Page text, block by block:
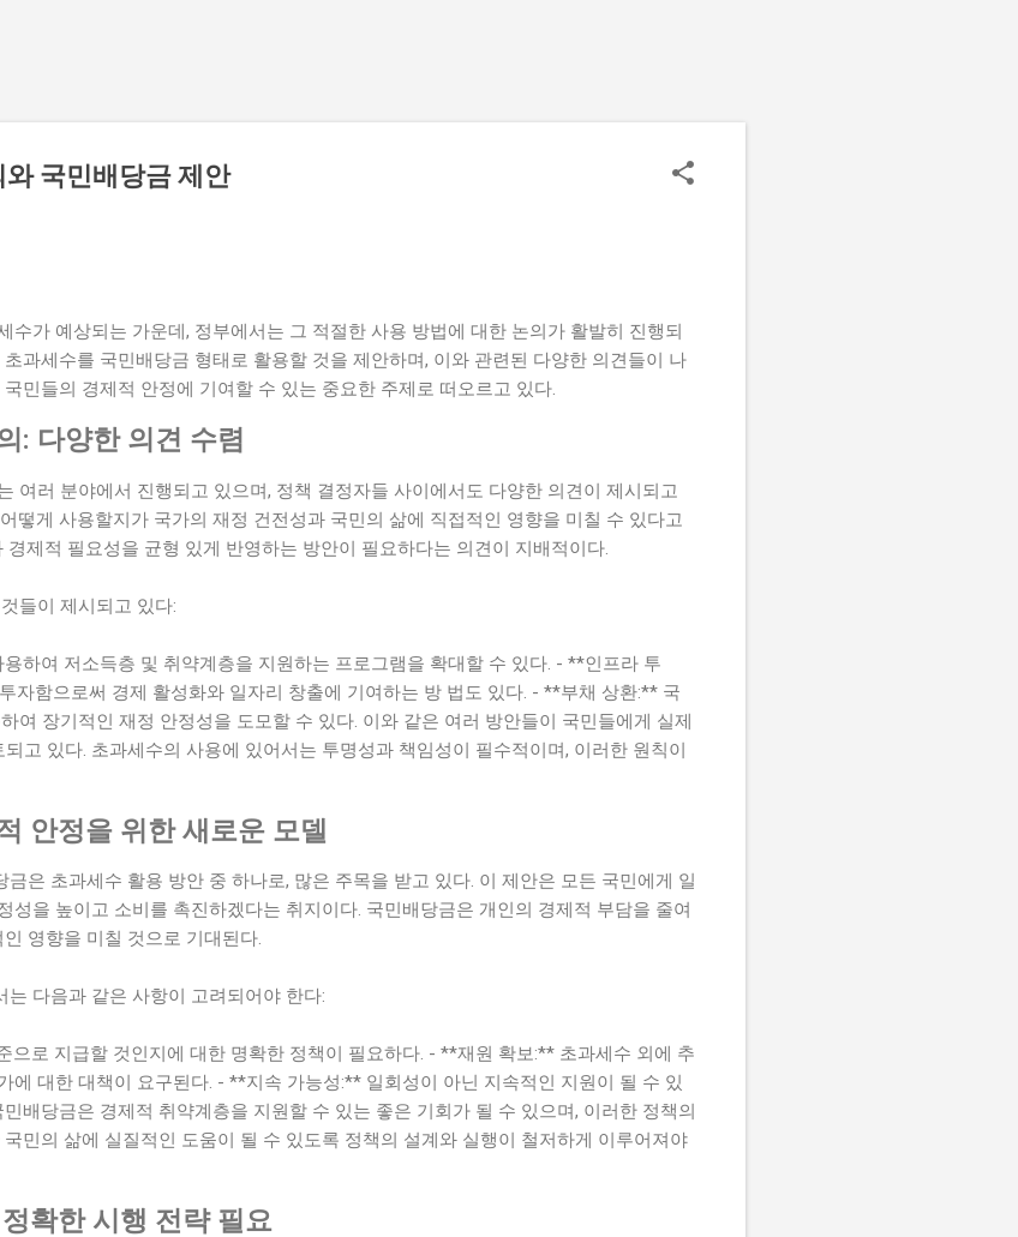
국민배당금 제안
수가 예상되는 가운데, 정부에서는 그 적절한 사용 방법에 대한 논의가 활발히 진행되
과세수를 국민배당금 형태로 활용할 것을 제안하며, 이와 관련된 다양한 의견들이 나
민들의 경제적 안정에 기여할 수 있는 중요한 주제로 떠오르고 있다.
: 다양한 의견 수렴
여러 분야에서 진행되고 있으며, 정책 결정자들 사이에서도 다양한 의견이 제시되고
떻게 사용할지가 국가의 재정 건전성과 국민의 삶에 직접적인 영향을 미칠 수 있다고
경제적 필요성을 균형 있게 반영하는 방안이 필요하다는 의견이 지배적이다.
들이 제시되고 있다:
하여 저소득층 및 취약계층을 지원하는 프로그램을 확대할 수 있다. - **인프라 투
자함으로써 경제 활성화와 일자리 창출에 기여하는 방 법도 있다. - **부채 상환:** 국
여 장기적인 재정 안정성을 도모할 수 있다. 이와 같은 여러 방안들이 국민들에게 실제
고 있다. 초과세수의 사용에 있어서는 투명성과 책임성이 필수적이며, 이러한 원칙이
안정을 위한 새로운 모델
은 초과세수 활용 방안 중 하나로, 많은 주목을 받고 있다. 이 제안은 모든 국민에게 일
성을 높이고 소비를 촉진하겠다는 취지이다. 국민배당금은 개인의 경제적 부담을 줄여
영향을 미칠 것으로 기대된다.
다음과 같은 사항이 고려되어야 한다:
으로 지급할 것인지에 대한 명확한 정책이 필요하다. - **재원 확보:** 초과세수 외에 추
에 대한 대책이 요구된다. - **지속 가능성:** 일회성이 아닌 지속적인 지원이 될 수 있
배당금은 경제적 취약계층을 지원할 수 있는 좋은 기회가 될 수 있으며, 이러한 정책의
민의 삶에 실질적인 도움이 될 수 있도록 정책의 설계와 실행이 철저하게 이루어져야
확한 시행 전략 필요